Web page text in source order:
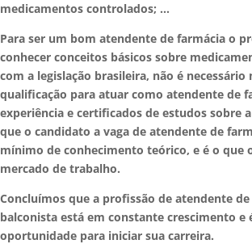
medicamentos controlados; …
Para ser um bom atendente de farmácia o
conhecer conceitos básicos sobre
com a legislação brasileira, não é
qualificação para atuar como atendente de
experiência e certificados de estudos sobre
que o candidato a vaga de atendente de
mínimo de conhecimento teórico, e é o que
mercado de trabalho.
Concluímos que a profissão de atendente
balconista está em constante crescimento e
oportunidade para iniciar sua carreira.